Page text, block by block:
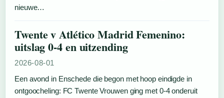
nieuwe…
Twente v Atlético Madrid Femenino:
uitslag 0-4 en uitzending
2026-08-01
Een avond in Enschede die begon met hoop eindigde in
ontgoocheling: FC Twente Vrouwen ging met 0-4 onderuit